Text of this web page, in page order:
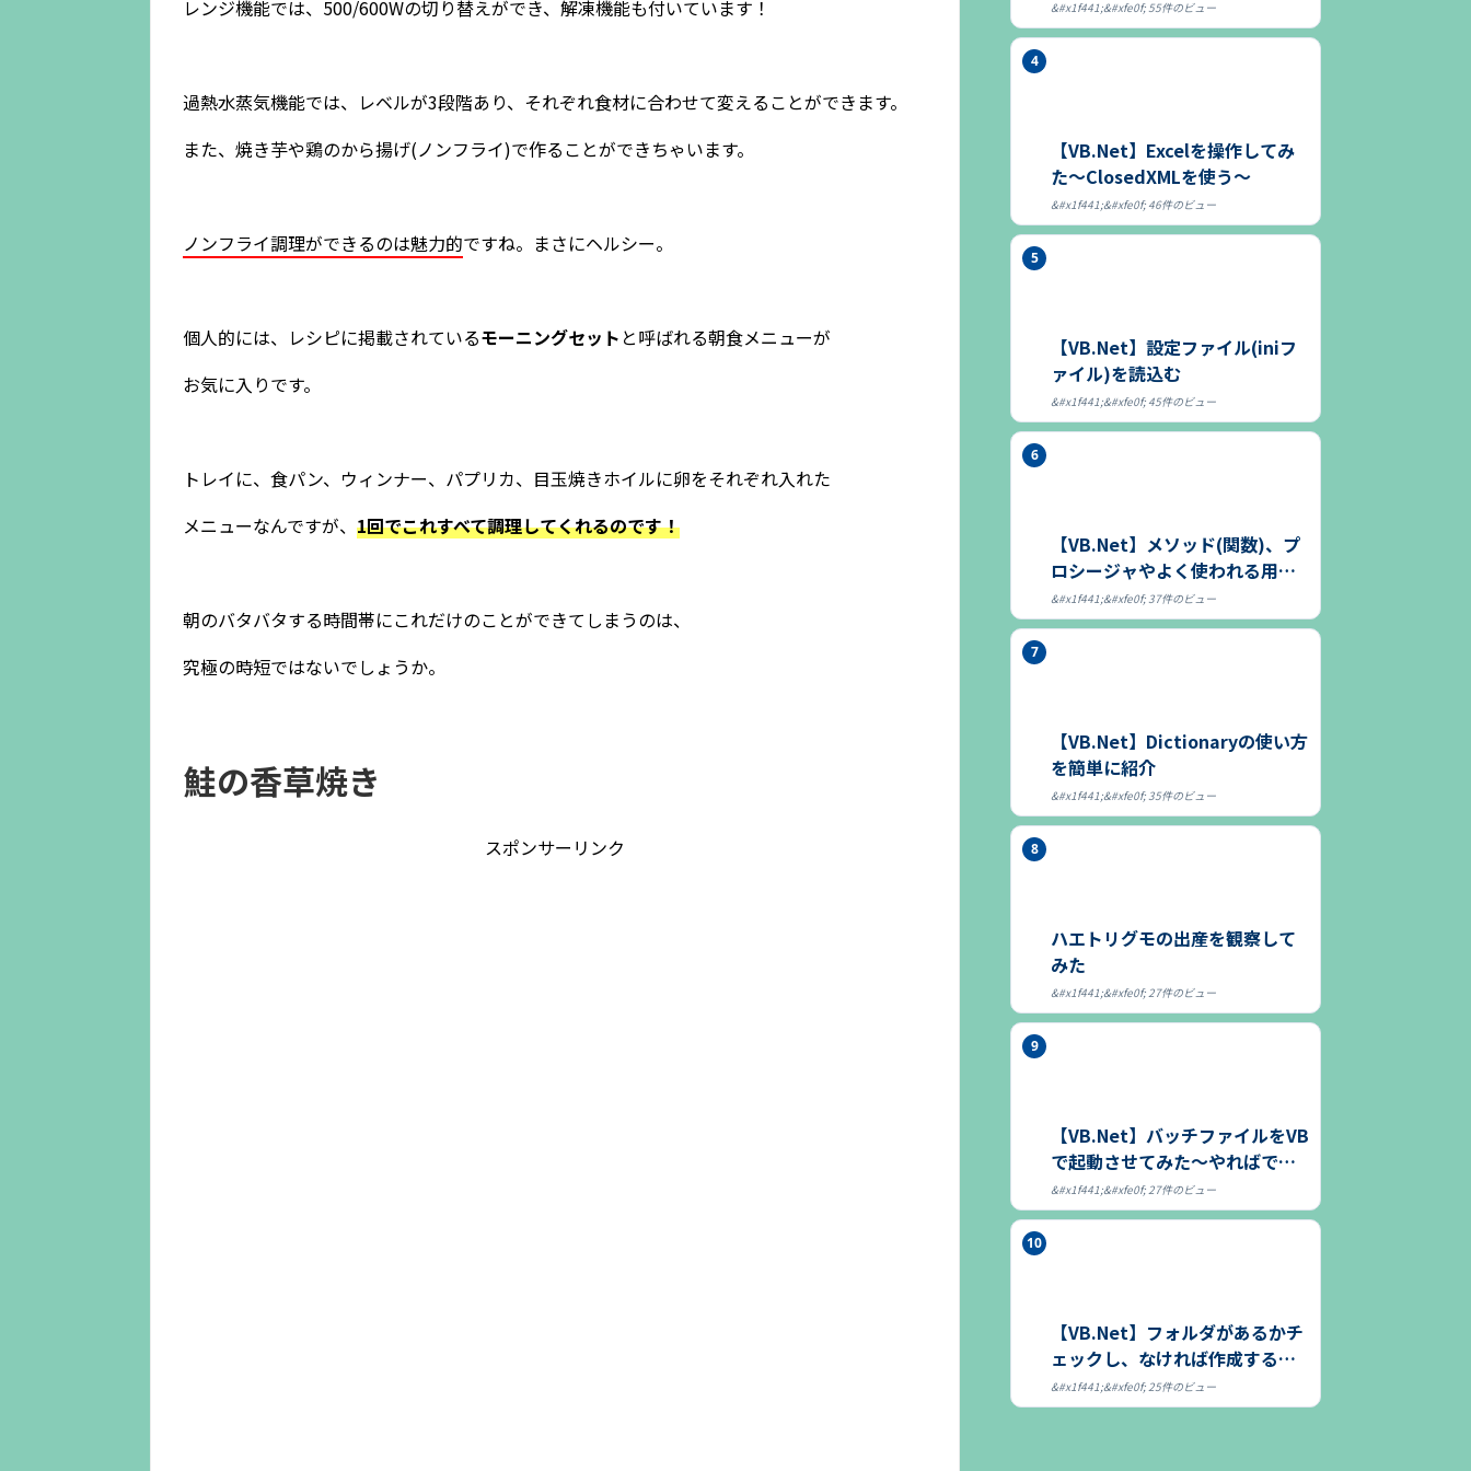
レンジ機能では、500/600Wの切り替えができ、解凍機能も付いています！
過熱水蒸気機能では、レベルが3段階あり、それぞれ食材に合わせて変えることができます。
また、焼き芋や鶏のから揚げ(ノンフライ)で作ることができちゃいます。
ノンフライ調理ができるのは魅力的ですね。まさにヘルシー。
個人的には、レシピに掲載されているモーニングセット と呼ばれる朝食メニューが
お気に入りです。
トレイに、食パン、ウィンナー、パプリカ、目玉焼きホイルに卵をそれぞれ入れた
メニューなんですが、 1回でこれすべて調理してくれるのです！
朝のバタバタする時間帯にこれだけのことができてしまうのは、
究極の時短ではないでしょうか。
鮭の香草焼き
スポンサーリンク
55件のビュー
【VB.Net】Excelを操作してみ
た～ClosedXMLを使う～
46件のビュー
【VB.Net】設定ファイル(iniフ
ァイル)を読込む
45件のビュー
【VB.Net】メソッド(関数)、プ
ロシージャやよく使われる用語
につ...
37件のビュー
【VB.Net】Dictionaryの使い方
を簡単に紹介
35件のビュー
ハエトリグモの出産を観察して
みた
27件のビュー
【VB.Net】バッチファイルをVB
で起動させてみた～やればでき
る～
27件のビュー
【VB.Net】フォルダがあるかチ
ェックし、なければ作成する方
法
25件のビュー